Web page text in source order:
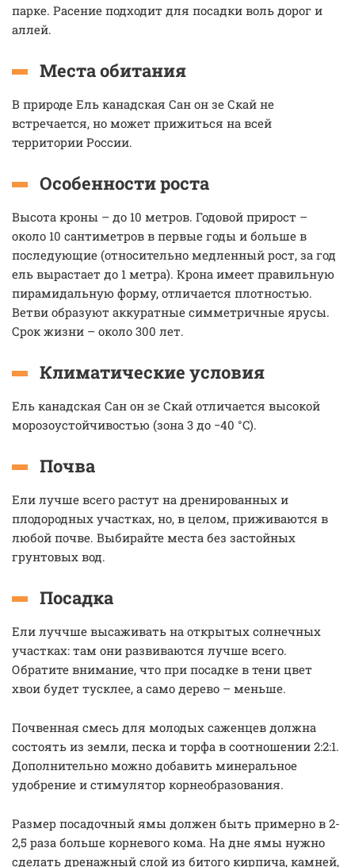
парке. Расение подходит для посадки воль дорог и
аллей.
Места обитания
В природе Ель канадская Сан он зе Скай не
встречается, но может прижиться на всей
территории России.
Особенности роста
Высота кроны – до 10 метров. Годовой прирост –
около 10 сантиметров в первые годы и больше в
последующие (относительно медленный рост, за год
ель вырастает до 1 метра). Крона имеет правильную
пирамидальную форму, отличается плотностью.
Ветви образуют аккуратные симметричные ярусы.
Срок жизни – около 300 лет.
Климатические условия
Ель канадская Сан он зе Скай отличается высокой
морозоустойчивостью (зона 3 до −40 °C).
Почва
Ели лучше всего растут на дренированных и
плодородных участках, но, в целом, приживаются в
любой почве. Выбирайте места без застойных
грунтовых вод.
Посадка
Ели луччше высаживать на открытых солнечных
участках: там они развиваются лучше всего.
Обратите внимание, что при посадке в тени цвет
хвои будет тусклее, а само дерево – меньше.
Почвенная смесь для молодых саженцев должна
состоять из земли, песка и торфа в соотношении 2:2:1.
Дополнительно можно добавить минеральное
удобрение и стимулятор корнеобразования.
Размер посадочный ямы должен быть примерно в 2-
2,5 раза больше корневого кома. На дне ямы нужно
сделать дренажный слой из битого кирпича, камней,